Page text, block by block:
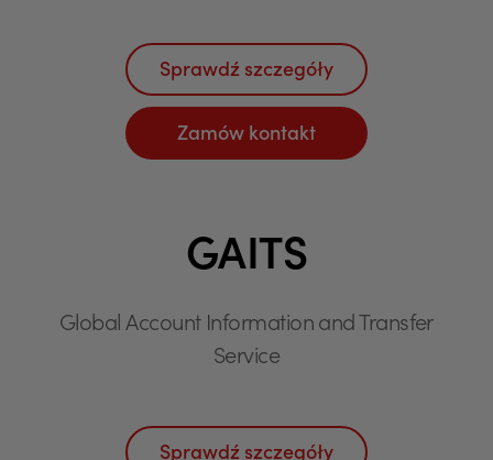
Sprawdź szczegóły
Zamów kontakt
GAITS
Global Account Information and Transfer
Service
Sprawdź szczegóły